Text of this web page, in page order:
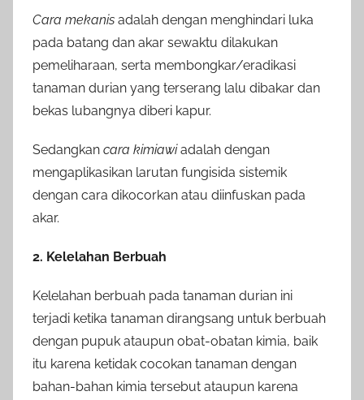
Cara mekanis adalah dengan menghindari luka
pada batang dan akar sewaktu dilakukan
pemeliharaan, serta membongkar/eradikasi
tanaman durian yang terserang lalu dibakar dan
bekas lubangnya diberi kapur.
Sedangkan cara kimiawiadalah dengan
mengaplikasikan larutan fungisida sistemik
dengan cara dikocorkan atau diinfuskan pada
akar.
2. Kelelahan Berbuah
Kelelahan berbuah pada tanaman durian ini
terjadi ketika tanaman dirangsang untuk berbuah
dengan pupuk ataupun obat-obatan kimia, baik
itu karena ketidak cocokan tanaman dengan
bahan-bahan kimia tersebut ataupun karena